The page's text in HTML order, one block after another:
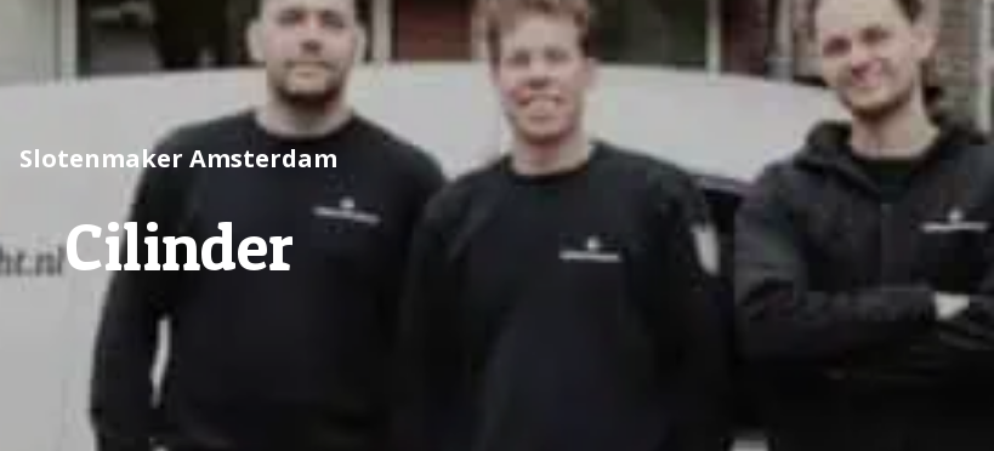
Slotenmaker Amsterdam
Cilinder